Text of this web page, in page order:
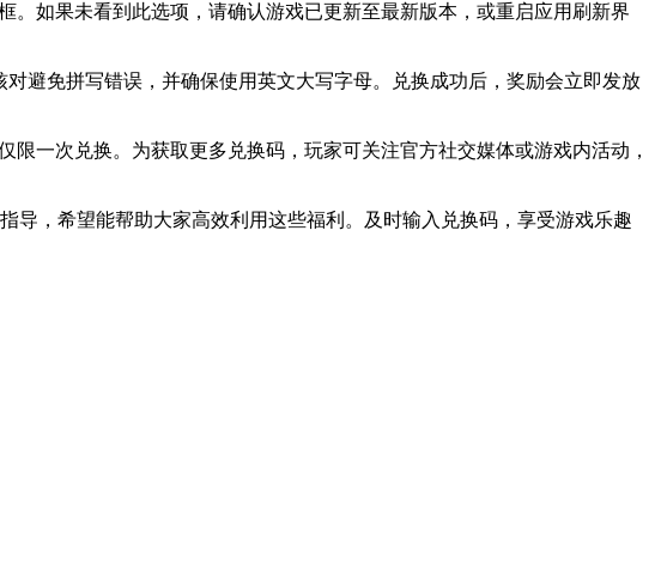
。如果未看到此选项，请确认游戏已更新至最新版本，或重启应用刷新界
避免拼写错误，并确保使用英文大写字母。兑换成功后，奖励会立即发放
一次兑换。为获取更多兑换码，玩家可关注官方社交媒体或游戏内活动，
导，希望能帮助大家高效利用这些福利。及时输入兑换码，享受游戏乐趣